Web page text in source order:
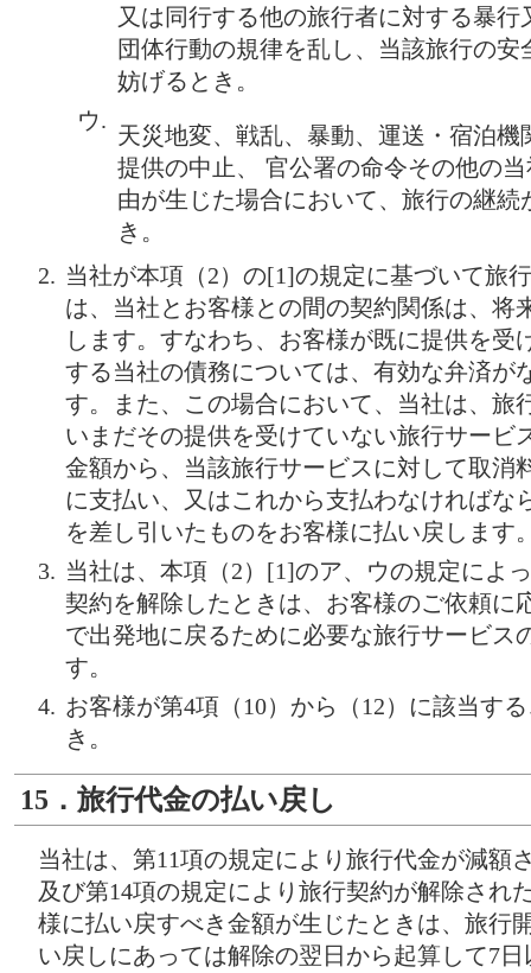
又は同行する他の旅行者に対する暴行
団体行動の規律を乱し、当該旅行の安
妨げるとき。
ウ.
天災地変、戦乱、暴動、運送・宿泊機
提供の中止、 官公署の命令その他の
由が生じた場合において、旅行の継続
き。
当社が本項（2）の[1]の規定に基づいて旅
は、当社とお客様との間の契約関係は、将
します。すなわち、お客様が既に提供を受
する当社の債務については、有効な弁済が
す。また、この場合において、当社は、旅
いまだその提供を受けていない旅行サービ
金額から、当該旅行サービスに対して取消
に支払い、又はこれから支払わなければな
を差し引いたものをお客様に払い戻します
当社は、本項（2）[1]のア、ウの規定によ
契約を解除したときは、お客様のご依頼に
で出発地に戻るために必要な旅行サービス
す。
お客様が第4項（10）から（12）に該当す
き。
15．旅行代金の払い戻し
当社は、第11項の規定により旅行代金が減額
及び第14項の規定により旅行契約が解除され
様に払い戻すべき金額が生じたときは、旅行
い戻しにあっては解除の翌日から起算して7